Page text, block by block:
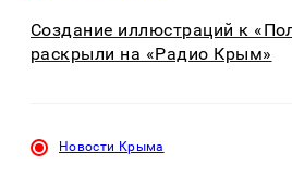
Создание иллюстраций к
раскрыли на «Радио Крым»
Новости Крыма